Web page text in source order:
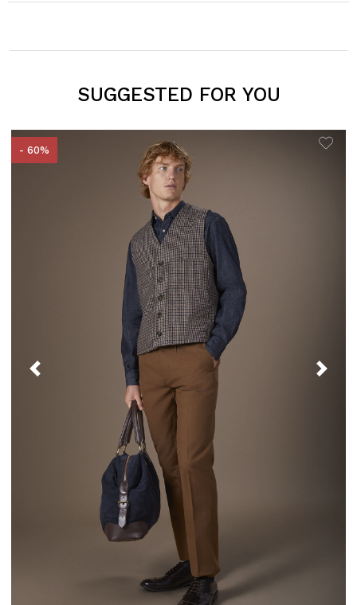
SUGGESTED FOR YOU
- 60%